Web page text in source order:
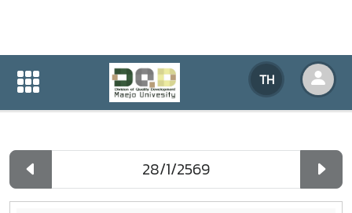
TH
ปฏิทินกิจกรรมของหน่วยงาน
ปฏิทินกิจกรรมของหน่วยงาน